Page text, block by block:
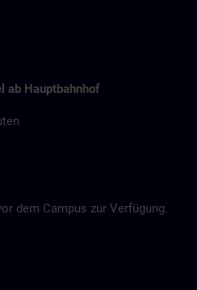
ab Hauptbahnhof
dem Campus zur Verfügung.